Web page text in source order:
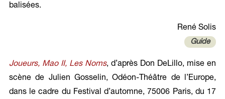
balisées.
René Solis
Guide
Joueurs, Mao II, Les Noms, d’après Don DeLillo, mise en
scène de Julien Gosselin, Odéon-Théâtre de l’Europe,
dans le cadre du Festival d’automne, 75006 Paris, du 17